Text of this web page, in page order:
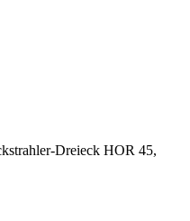
Dreieck HOR 45,